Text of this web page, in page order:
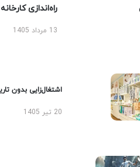
راه‌اندازی
13 مرداد 1405
اشتغال‌زایی بدون
20 تیر 1405